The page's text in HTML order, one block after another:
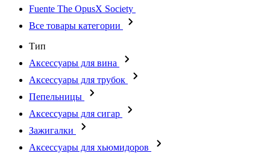
Fuente The OpusX Society
Все товары категории
Тип
Аксессуары для вина
Аксессуары для трубок
Пепельницы
Аксессуары для сигар
Зажигалки
Аксессуары для хьюмидоров